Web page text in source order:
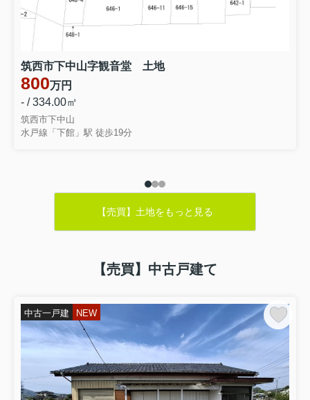
筑西市下中山字観音堂 土地
800万円
- / 334.00㎡
筑西市下中山
水戸線「下館」駅 徒歩19分
【売買】土地をもっと見る
【売買】中古戸建て
中古一戸建 NEW